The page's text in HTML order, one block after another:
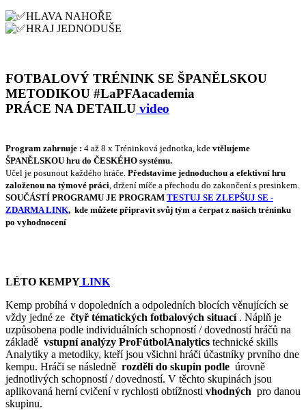
HLAVA NAHOŘE
HRAJ JEDNODUŠE
FOTBALOVÝ TRÉNINK SE ŠPANĚLSKOU
METODIKOU #LaPFAacademia
PRÁCE NA DETAILU video
Program zahrnuje : 4 až 8 x Tréninková jednotka, kde vtělujeme
ŠPANĚLSKOU hru do ČESKÉHO systému.
Učel je posunout každého hráče. Představíme jednoduchou a efektivní hru
založenou na týmové práci , držení míče a přechodu do zakončení s presinkem.
SOUČÁSTÍ PROGRAMU JE PROGRAM TESTUJ SE ZLEPŠUJ SE -
ZDARMA LINK, kde můžete připravit svůj tým a čerpat z našich tréninku
po vyhodnocení
LÉTO KEMPYLINK
Kemp probíhá v dopoledních a odpoledních blocích věnujících se
vždy jedné ze čtyř tématických fotbalových situací. Náplň je
uzpůsobena podle individuálních schopností / dovedností hráčů na
základě vstupní analýzy ProFútbolAnalytics technické skills
Analytiky a metodiky, kteří jsou všichni hráči účastníky prvního dne
kempu. Hráči se následně rozdělí do skupin podle úrovně
jednotlivých schopností / dovedností. V těchto skupinách jsou
aplikovaná herní cvičení v rychlosti obtížnosti vhodných pro danou
skupinu.